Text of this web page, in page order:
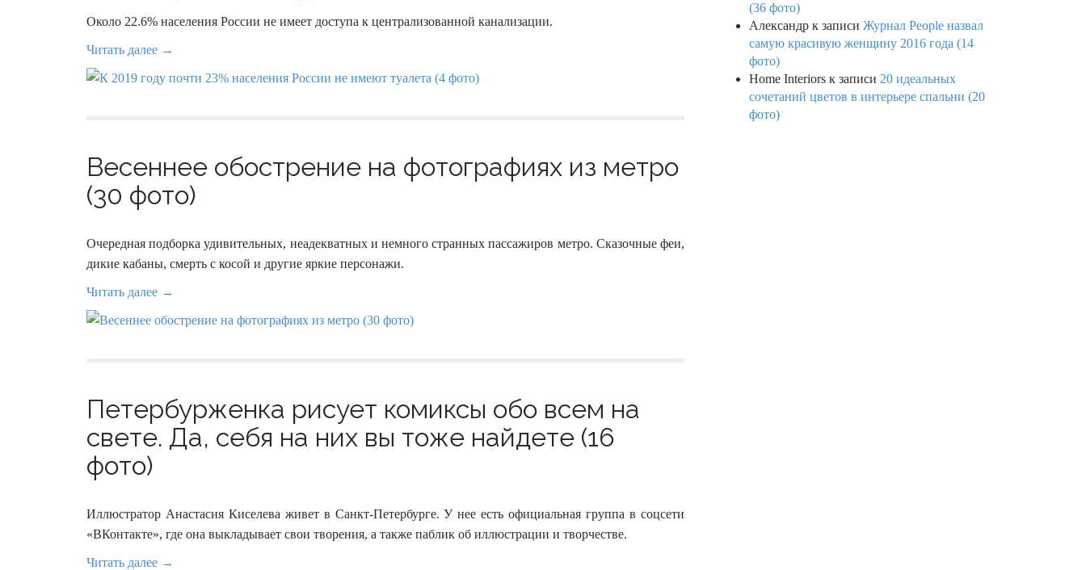
Около 22.6% населения России не имеет доступа к централизованной канализации.
Читать далее →
Весеннее обострение на фотографиях из метро
(30 фото)
Очередная подборка удивительных, неадекватных и немного странных пассажиров метро. Сказочные феи,
дикие кабаны, смерть с косой и другие яркие персонажи.
Читать далее →
Петербурженка рисует комиксы обо всем на
свете. Да, себя на них вы тоже найдете (16
фото)
Иллюстратор Анастасия Киселева живет в Санкт-Петербурге. У нее есть официальная группа в соцсети
«ВКонтакте», где она выкладывает свои творения, а также паблик об иллюстрации и творчестве.
Читать далее →
(36 фото)
Александр к записи Журнал People назвал
самую красивую женщину 2016 года (14
фото)
Home Interiors к записи 20 идеальных
сочетаний цветов в интерьере спальни (20
фото)